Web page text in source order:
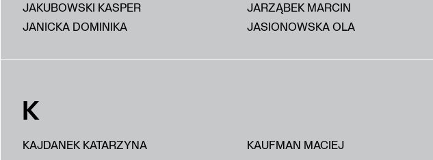
JAKUBOWSKI KASPER
JANICKA DOMINIKA
JARZĄBEK MARCIN
JASIONOWSKA OLA
K
KAJDANEK KATARZYNA
KAUFMAN MACIEJ